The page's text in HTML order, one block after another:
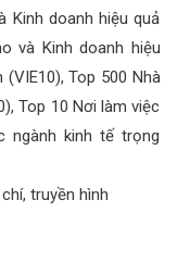
Kinh doanh hiệu quả
và Kinh doanh hiệu
Top 500 Nhà
Top 10 Nơi làm việc
ngành kinh tế trọng
truyền hình